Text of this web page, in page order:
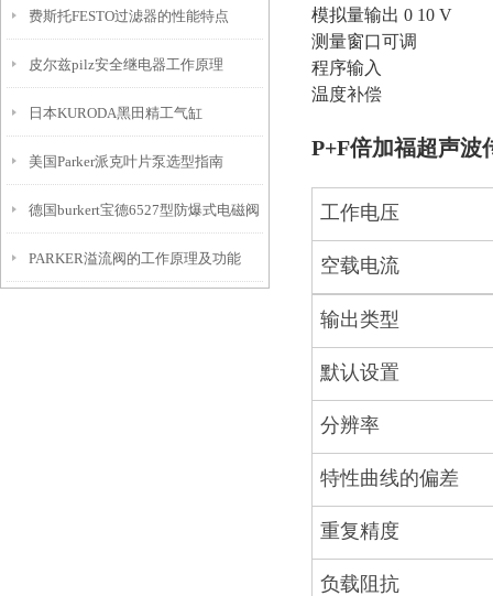
费斯托FESTO过滤器的性能特点
皮尔兹pilz安全继电器工作原理
日本KURODA黑田精工气缸
美国Parker派克叶片泵选型指南
德国burkert宝德6527型防爆式电磁阀
PARKER溢流阀的工作原理及功能
模拟量输出 0 10 V
测量窗口可调
程序输入
温度补偿
P+F倍加福超声波
工作电压
空载电流
输出类型
默认设置
分辨率
特性曲线的偏差
重复精度
负载阻抗